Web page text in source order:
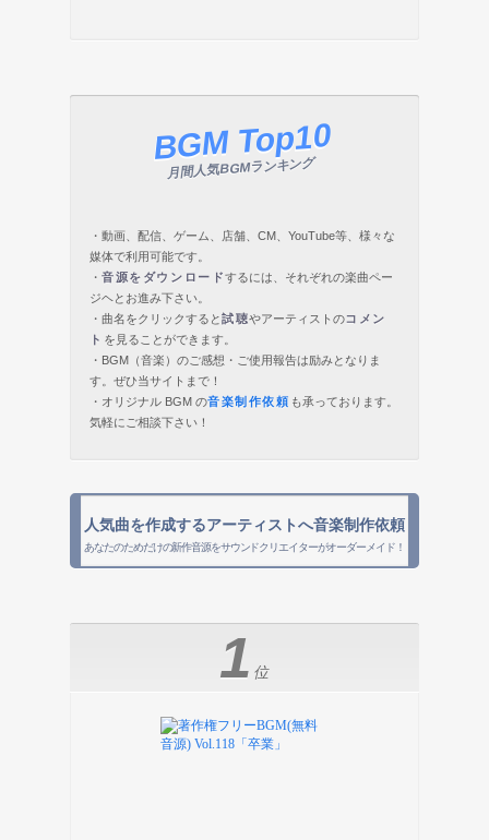
BGM Top10
月間人気BGMランキング
・動画、配信、ゲーム、店舗、CM、YouTube等、様々な
媒体で利用可能です。
・ 音源をダウンロードするには、それぞれの楽曲ペー
ジヘとお進み下さい。
・曲名をクリックすると試聴やアーティストのコメン
ト を見ることができます。
・BGM（音楽）のご感想・ご使用報告は励みとなりま
す。ぜひ当サイトまで！
・オリジナル BGM の音楽制作依頼 も承っております。
気軽にご相談下さい！
人気曲を作成するアーティストへ音楽制作依頼
あなたのためだけの新作音源をサウンドクリエイターがオーダーメイド！
1 位